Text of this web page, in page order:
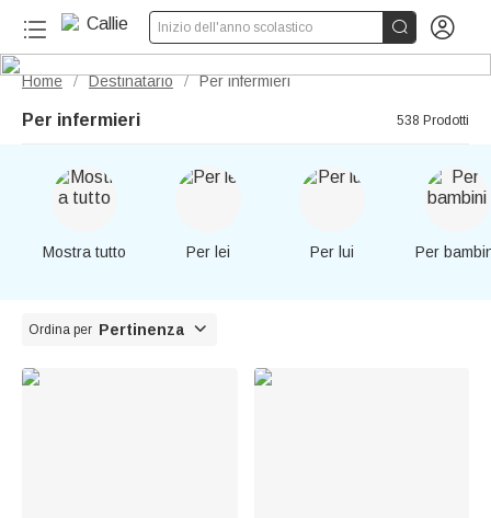
Inizio dell'anno scolastico  
Home / Destinatario / Per infermieri
Per infermieri 538 Prodotti
Mostra tutto Per lei Per lui Per
Ordina per Pertinenza 